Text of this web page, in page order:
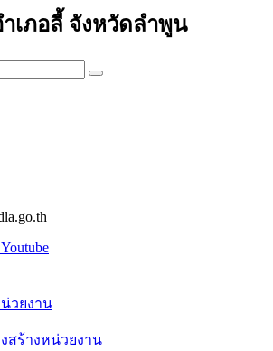
เภอลี้ จังหวัดลำพูน
Youtube
วยงาน
สร้างหน่วยงาน